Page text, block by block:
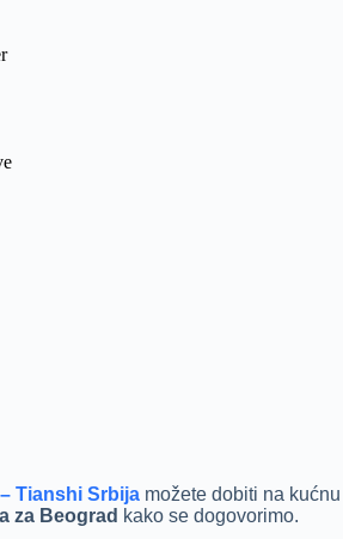
Tianshi Srbijamožete dobiti na kućnu
za Beograd kako se dogovorimo.